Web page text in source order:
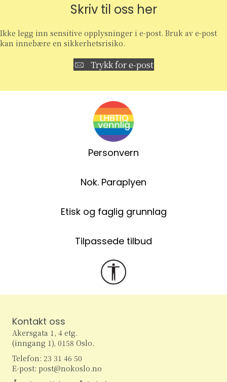
Skriv til oss her
Ikke legg inn sensitive opplysninger i e-post. Bruk av e-post
kan innebære en sikkerhetsrisiko.
Trykk for e-post
Personvern
Nok. Paraplyen
Etisk og faglig grunnlag
Tilpassede tilbud
Kontakt oss
Akersgata 1, 4 etg.
(inngang 1), 0158 Oslo.
Telefon: 23 31 46 50
E-post: post@nokoslo.no